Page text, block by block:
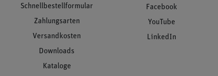
Schnellbestellformular
Zahlungsarten
Versandkosten
Downloads
Kataloge
Facebook
YouTube
LinkedIn